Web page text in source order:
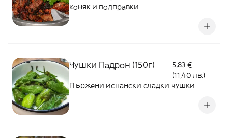
коняк и подправки
Чушки Падрон (150г)
5,83 €
(11,40 лв.)
Пържени испански сладки чушки